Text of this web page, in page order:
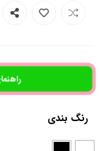
رنگ بندی